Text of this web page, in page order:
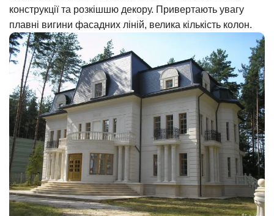
конструкції та розкішшю декору. Привертають увагу
плавні вигини фасадних ліній, велика кількість колон.